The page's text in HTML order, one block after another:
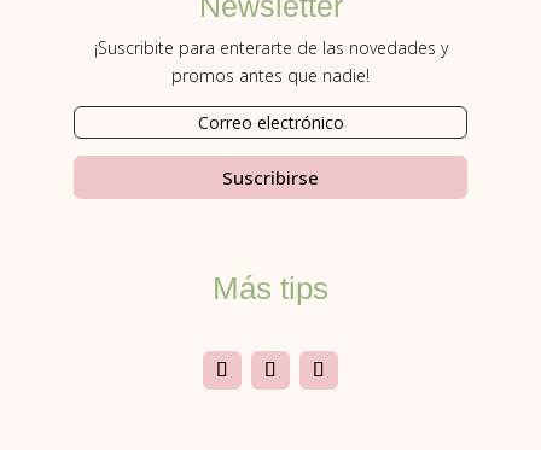
¡Suscribite para enterarte de las novedades y
promos antes que nadie!
Suscribirse
Más tips